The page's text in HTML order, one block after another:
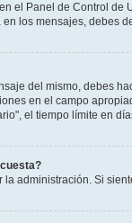
el Panel de Control
los mensajes, debes
del mismo, debes
en el campo
el tiempo límite en
administración. Si